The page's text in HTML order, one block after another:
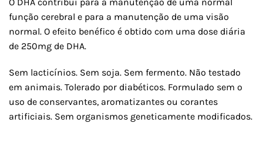
função cerebral e para a manutenção de uma visão
normal. O efeito benéfico é obtido com uma dose diária
de 250mg de DHA.
Sem lacticínios. Sem soja. Sem fermento. Não testado
em animais. Tolerado por diabéticos. Formulado sem o
uso de conservantes, aromatizantes ou corantes
artificiais. Sem organismos geneticamente modificados.